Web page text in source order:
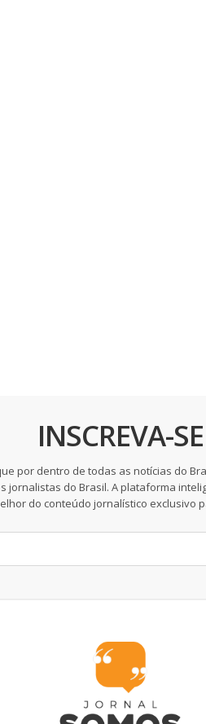
INSCREVA-SE
por dentro de todas as notícias do
jornalistas do Brasil. A plataforma
do conteúdo jornalístico exclusivo